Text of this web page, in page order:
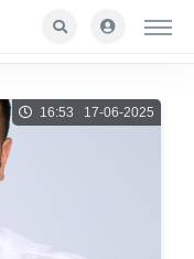
16:53 17-06-2025